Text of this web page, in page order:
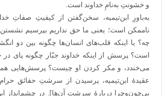
و خشونتِ به‌نامِ خداوند است.
به‌باورِ ابن‌تیمیه، سخن‌گفتن از کیفیتِ صفاتِ
ناممکن است؛ یعنی ما حق نداریم بپرسیم
چه؟ یا اینکه قلب‌های انسان‌ها چگونه بین دو
است؟ پرسش از اینکه خداوند جبّار چگونه پای در
می‌خندد، و مکر کردن او چیست؟ پرسش‌هایی
عقیدهٔ ابن‌تیمیه، پرسیدن از سرشتِ حقائق
بی‌چون‌وچرا دربارهٔ سرشتِ آن‌ها]. در چشم‌اندازِ